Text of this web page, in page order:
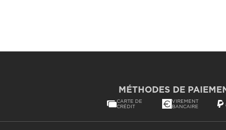
MÉTHODES DE
CARTE DE
CRÉDIT
VIREMENT
BANCAIRE